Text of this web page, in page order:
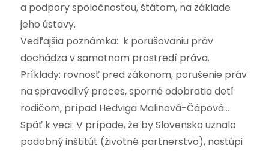
a podpory spoločnosťou, štátom, na základe
jeho ústavy.
Vedľajšia poznámka: k porušovaniu práv
dochádza v samotnom prostredí práva.
Príklady: rovnosť pred zákonom, porušenie práv
na spravodlivý proces, sporné odobratia detí
rodičom, prípad Hedviga Malinová-Čápová…
Späť k veci: V prípade, že by Slovensko uznalo
podobný inštitút (životné partnerstvo), nastúpi